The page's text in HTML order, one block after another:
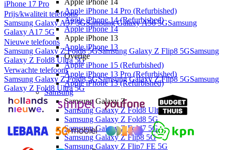
Apple iPhone 14
Apple iPhone 14 Pro (Refurbished)
Apple iPhone 14 (Refurbished)
Apple iPhone 14
Apple iPhone 13
Apple iPhone 13
Overige
Apple iPhone 15 (Refurbished)
Apple iPhone 13 Pro (Refurbished)
Apple iPhone 13 (Refurbished)
Samsung
Samsung Galaxy Z
Samsung Galaxy Z Fold8 Ultra 5G
Samsung Galaxy Z Fold8 5G
Samsung Galaxy Z Fold7 5G
Samsung Galaxy Z Flip8 5G
Samsung Galaxy Z Flip7 FE 5G
iPhone 17 Pro
Prijs/kwaliteit telefoons
Samsung Galaxy A57 5GSamsung Galaxy A56 5GSamsung
Galaxy A17 5G
Nieuwe telefoons
Samsung Galaxy Z Fold8 5GSamsung Galaxy Z Flip8 5GSamsung
Galaxy Z Fold8 Ultra 5G
Verwachte telefoons
Samsung Galaxy Z Fold8 5GSamsung Galaxy Z Flip8 5GSamsung
Galaxy Z Fold8 Ultra 5G